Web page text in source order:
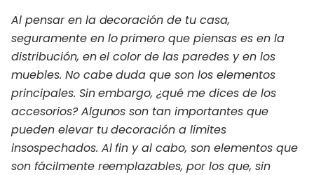
Al pensar en la decoración de tu casa,
seguramente en lo primero que piensas es en la
distribución, en el color de las paredes y en los
muebles. No cabe duda que son los elementos
principales. Sin embargo, ¿qué me dices de los
accesorios? Algunos son tan importantes que
pueden elevar tu decoración a límites
insospechados. Al fin y al cabo, son elementos que
son fácilmente reemplazables, por los que, sin